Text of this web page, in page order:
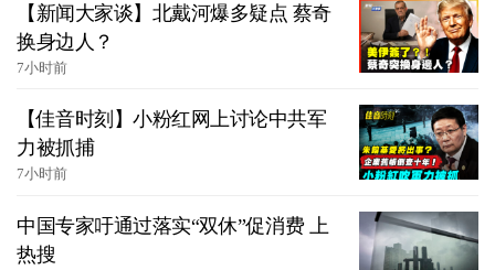
【新闻大家谈】北戴河爆多疑点 蔡奇
换身边人？
7小时前
【佳音时刻】小粉红网上讨论中共军
力被抓捕
7小时前
中国专家吁通过落实“双休”促消费 上
热搜